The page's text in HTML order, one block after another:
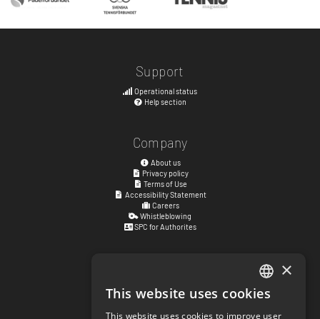
Support
Operational status
Help section
Company
About us
Privacy policy
Terms of Use
Accessibility Statement
Careers
Whistleblowing
SPC for Authorites
Kyrkogatan 17
411 15Göteborg,Sweden ENGLISH
×
This website uses cookies
This website uses cookies to improve user